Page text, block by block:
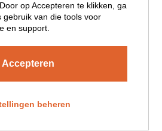
op Accepteren te klikken, ga
gebruik van die tools voor
en support.
Accepteren
beheren